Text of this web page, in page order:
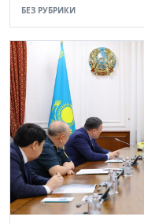
БЕЗ РУБРИКИ